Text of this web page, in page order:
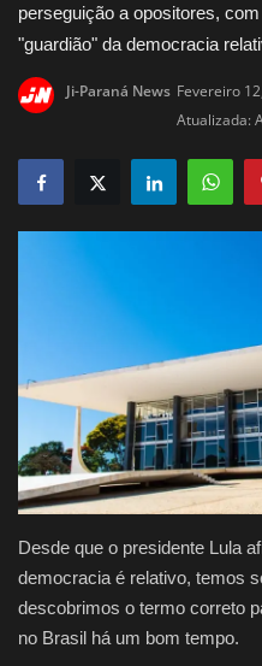
Notícias do Mundo
Polícia
Política
Educação
Saúde
Galeria
perseguição a opositores,
"guardião" da democracia
Ji-Paraná News Fevereiro
Atualizada:
Desde que o presidente Lula
democracia é relativo, temos
descobrimos o termo correto
no Brasil há um bom tempo.